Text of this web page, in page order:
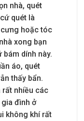
nhà, quét
quét là
hoặc tóc
xong bạn
dính này.
áo, quét
thấy bẩn.
nhiều các
đình ở
không khí rất